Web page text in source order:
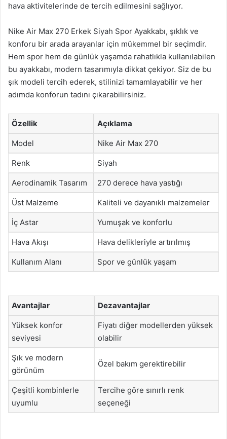
hava aktivitelerinde de tercih edilmesini sağlıyor.
Nike Air Max 270 Erkek Siyah Spor Ayakkabı, şıklık ve
konforu bir arada arayanlar için mükemmel bir seçimdir.
Hem spor hem de günlük yaşamda rahatlıkla kullanılabilen
bu ayakkabı, modern tasarımıyla dikkat çekiyor. Siz de bu
şık modeli tercih ederek, stilinizi tamamlayabilir ve her
adımda konforun tadını çıkarabilirsiniz.
Özellik Açıklama
Model Nike Air Max 270
Renk Siyah
Aerodinamik Tasarım 270 derece hava yastığı
Üst Malzeme Kaliteli ve dayanıklı malzemeler
İç Astar Yumuşak ve konforlu
Hava Akışı Hava delikleriyle artırılmış
Kullanım Alanı Spor ve günlük yaşam
Avantajlar Dezavantajlar
Yüksek konfor
seviyesi
Fiyatı diğer modellerden yüksek
olabilir
Şık ve modern
görünüm
Özel bakım gerektirebilir
Çeşitli kombinlerle
uyumlu
Tercihe göre sınırlı renk
seçeneği